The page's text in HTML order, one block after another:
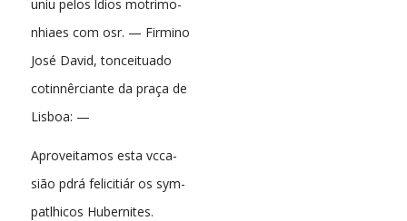
uniu pelos ldios motrimo-
nhiaes com osr. — Firmino
José David, tonceituado
cotinnêrciante da praça de
Lisboa: —
Aproveitamos esta vcca-
sião pdrá felicitiár os sym-
patlhicos Hubernites.